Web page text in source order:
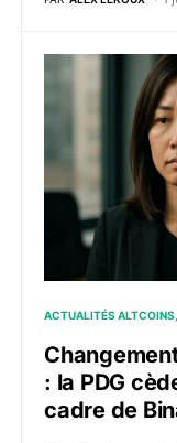
Changement
ACTUALITÉS ALTCOINS
: la PDG
cadre de